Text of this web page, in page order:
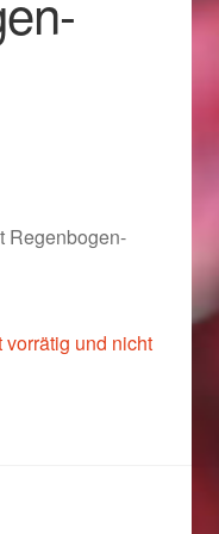
& Co.
& Co.
& Co.
Regenbogen-
und nicht